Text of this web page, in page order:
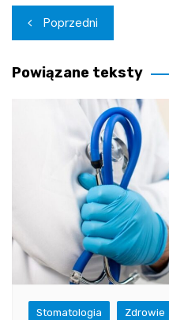
Nawigacja
wpisu
Poprzedni
Powiązane teksty
Stomatologia Zdrowie